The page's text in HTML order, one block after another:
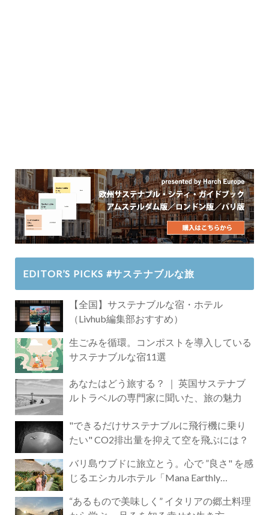
EDITOR’S PICKS #サステナブルな旅
【全国】サステナブルな宿・ホテル
（Livhub編集部おすすめ）
生ごみを循環。コンポストを導入している
サステナブルな宿11選
あなたはどう旅する？ ｜ 英国サステナブ
ルトラベルの専門家に聞いた、旅の魅力
"できるだけサステナブルに飛行機に乗り
たい" CO2排出量を抑えて空を飛ぶには？
バリ島ウブドに旅立とう。心で ”良さ" を感
じるエシカルホテル「Mana Earthly
“あるもので美味しく” イタリアの郷土料理